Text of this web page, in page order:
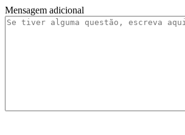
Mensagem adicional